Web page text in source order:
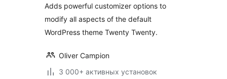
Adds powerful customizer options to
modify all aspects of the default
WordPress theme Twenty Twenty.
Oliver Campion
3 000+ активных установок